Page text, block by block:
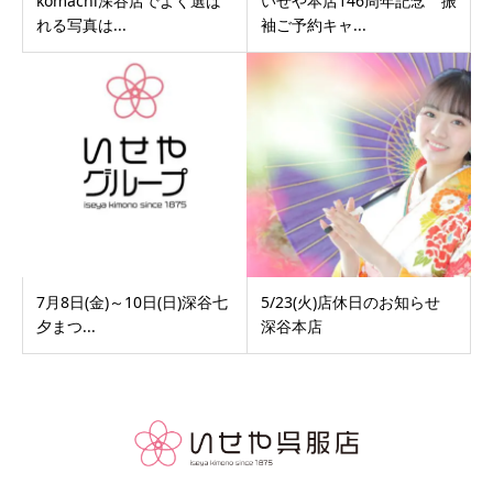
れる写真は...
袖ご予約キャ...
7月8日(金)～10日(日)深谷七
夕まつ...
5/23(火)店休日のお知らせ
深谷本店